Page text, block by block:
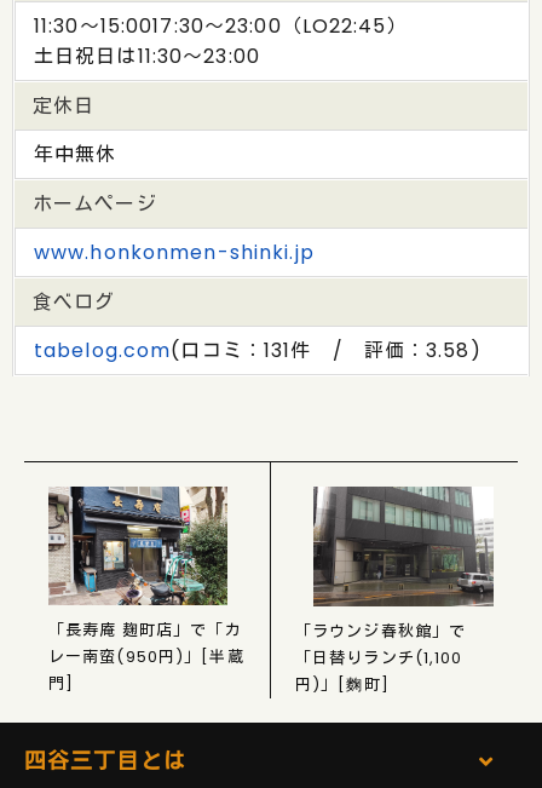
11:30～15:0017:30～23:00（LO22:45）
土日祝日は11:30～23:00
定休日
年中無休
ホームページ
www.honkonmen-shinki.jp
食べログ
tabelog.com(口コミ：131件 / 評価：3.58)
「長寿庵 麹町店」で「カ
レー南蛮(950円)」[半蔵
門]
「ラウンジ春秋館」で
「日替りランチ(1,100
円)」[麴町]
四谷三丁目とは